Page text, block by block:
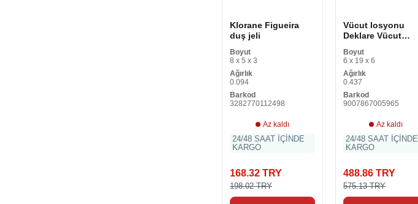
Klorane Figueira
duş jeli
Boyut
8 x 5 x 3
Ağırlık
0.094
Barkod
3282770112498
Az kaldı
24/48 SAAT İÇİNDE
KARGO
168.32 TRY
198.02 TRY
Vücut losyonu
Deklare Vücut
Boyut
6 x 19 x 6
Ağırlık
0.437
Barkod
9007867005965
Az kaldı
24/48 SAAT İÇİNDE
KARGO
488.86 TRY
575.13 TRY